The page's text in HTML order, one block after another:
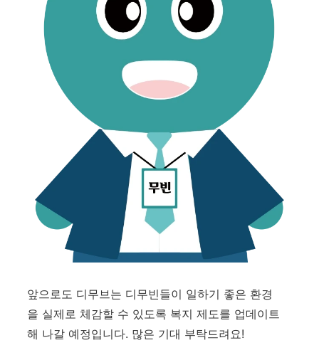
앞으로도 디무브는 디무빈들이 일하기 좋은 환경
을 실제로 체감할 수 있도록 복지 제도를 업데이트
해 나갈 예정입니다. 많은 기대 부탁드려요!